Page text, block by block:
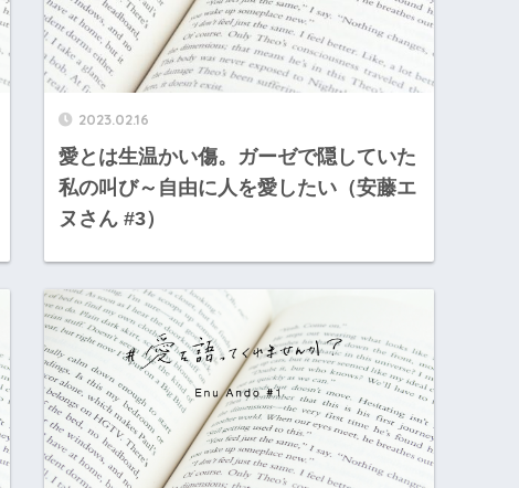
2023.02.16
愛とは生温かい傷。ガーゼで隠していた
私の叫び～自由に人を愛したい（安藤エ
ヌさん #3）